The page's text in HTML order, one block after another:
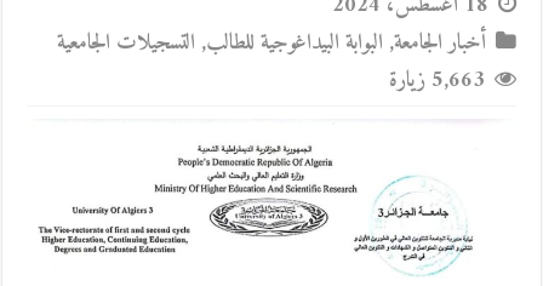
أخبار الجامعة, البوابة البيداغوجية للطالب, التسجيلات الجامعية
5,663 زيارة